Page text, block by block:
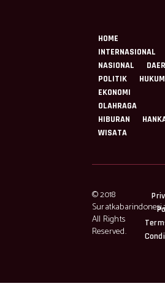
HOME
INTERNASIONAL
NASIONAL
POLITIK
HUKUM
EKONOMI
OLAHRAGA
HIBURAN
WISATA
© 2018
All Rights
Reserved.